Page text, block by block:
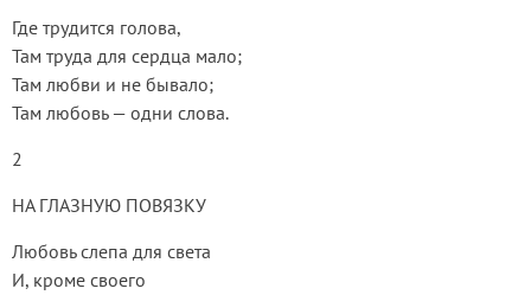
Где трудится голова,
Там труда для сердца мало;
Там любви и не бывало;
Там любовь — одни слова.
2
НА ГЛАЗНУЮ ПОВЯЗКУ
Любовь слепа для света
И, кроме своего